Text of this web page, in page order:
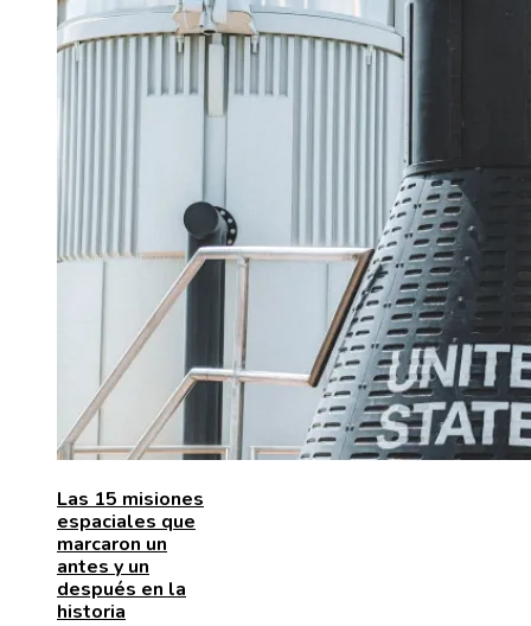
Las 15 misiones
espaciales que
marcaron un
antes y un
después en la
historia